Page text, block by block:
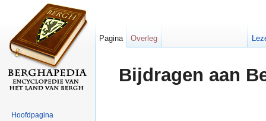
Bijdragen aan
Pagina Overleg
Hoofdpagina